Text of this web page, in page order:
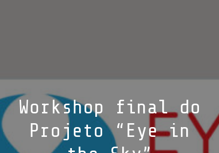
Workshop final do
Projeto “Eye in